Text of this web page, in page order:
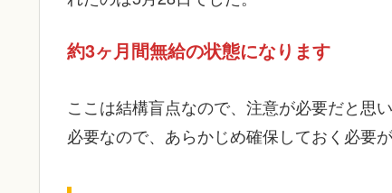
約3ヶ月間無給の状態になります
ここは結構盲点なので、注意が必要だと思
必要なので、あらかじめ確保しておく必要が